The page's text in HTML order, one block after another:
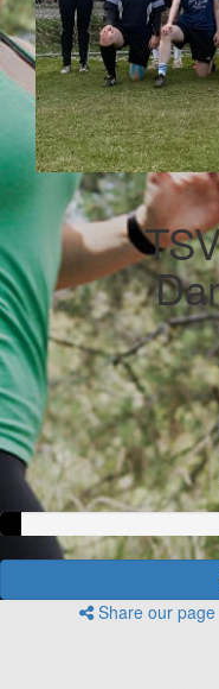
Share our page